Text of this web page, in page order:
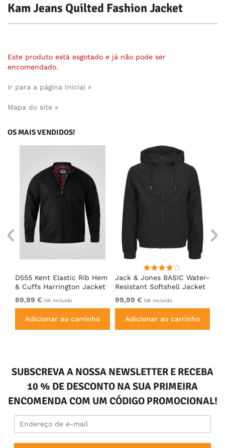
Kam Jeans Quilted Fashion Jacket
Este produto está esgotado e já não pode ser
encomendado.
Ir para a página inicial »
Mapa do site »
OS MAIS VENDIDOS!
D555 Kent Elastic Rib Hem
& Cuffs Harrington Jacket
Black
89,99 € IVA incluído
Adicionar ao carrinho
Jack & Jones BASIC Water-
Resistant Softshell Jacket
Black
99,99 € IVA incluído
Adicionar ao carrinho
SUBSCREVA A NOSSA NEWSLETTER E RECEBA
10 % DE DESCONTO NA SUA PRIMEIRA
ENCOMENDA COM UM CÓDIGO PROMOCIONAL!